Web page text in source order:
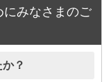
にみなさまのご
？